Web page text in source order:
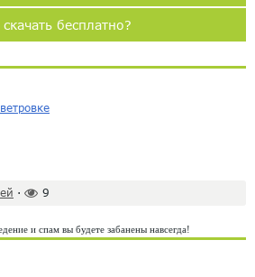
бесплатно?
· 9
и спам вы будете забанены навсегда!